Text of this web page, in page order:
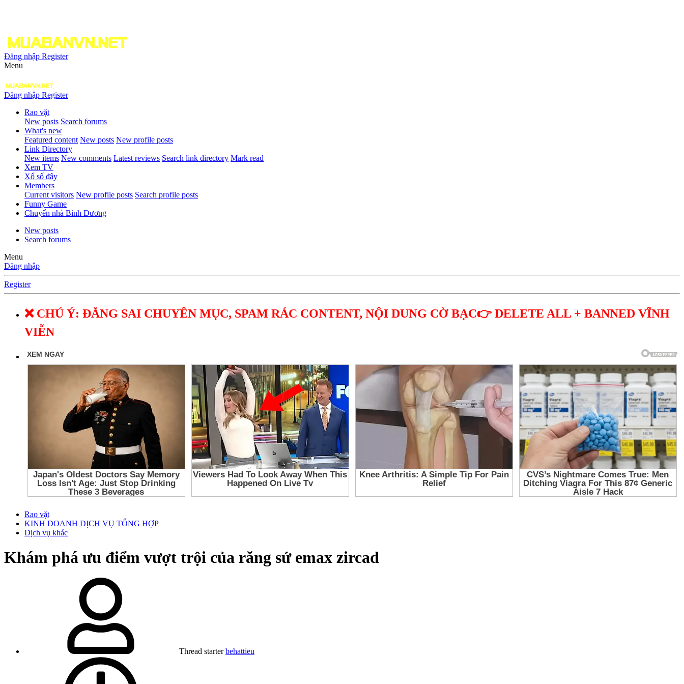
Đăng nhập Register
Menu
Đăng nhập Register
Rao vặt
New posts Search forums
What's new
Featured content New posts New profile posts
Link Directory
New items New comments Latest reviews Search link directory Mark read
Xem TV
Xổ số đây
Members
Current visitors New profile posts Search profile posts
Funny Game
Chuyển nhà Bình Dương
New posts
Search forums
Menu
Đăng nhập
Register
❌ CHÚ Ý: ĐĂNG SAI CHUYÊN MỤC, SPAM RÁC CONTENT, NỘI DUNG CỜ BẠC👉 DELETE ALL + BANNED VĨNH
VIỄN
Rao vặt
KINH DOANH DỊCH VỤ TỔNG HỢP
Dịch vụ khác
Khám phá ưu điểm vượt trội của răng sứ emax zircad
Thread starter behattieu